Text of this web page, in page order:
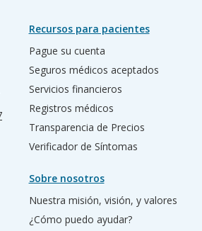
Recursos para pacientes
Pague su cuenta
Seguros médicos aceptados
Servicios financieros
Registros médicos
Transparencia de Precios
Verificador de Síntomas
Sobre nosotros
Nuestra misión, visión, y valores
¿Cómo puedo ayudar?